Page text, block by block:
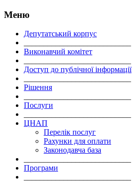
Меню
Депутатський корпус
Виконавчий комітет
Доступ до публічної інформації
Рішення
Послуги
ЦНАП
Перелік послуг
Рахунки для оплати
Законодавча база
Програми